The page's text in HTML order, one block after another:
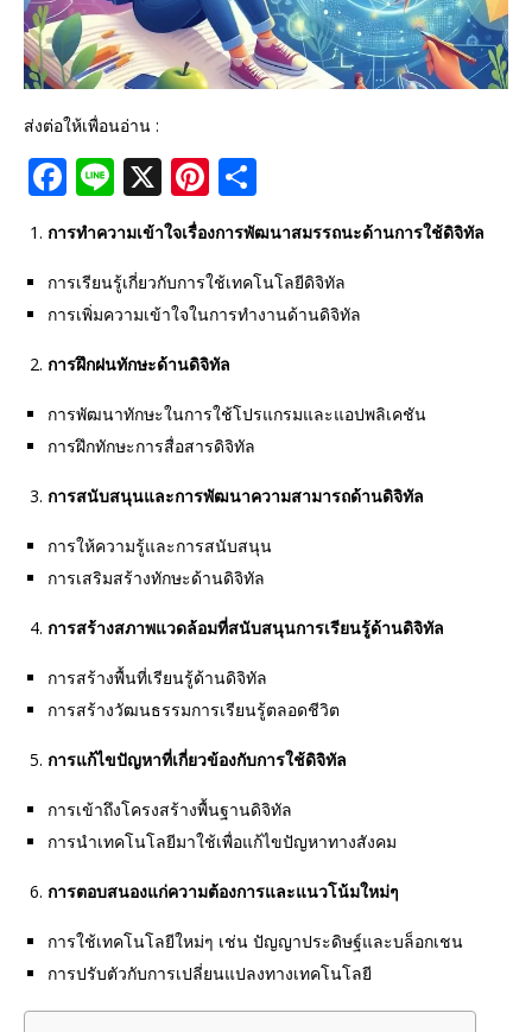
ส่งต่อให้เพื่อนอ่าน :
F
a
c
e
b
o
o
k
Li
n
e
X Pi
n
te
r
e
st
h
ar
e
การทำความเข้าใจเรื่องการพัฒนาสมรรถนะด้านการใช้ดิจิทัล
การเรียนรู้เกี่ยวกับการใช้เทคโนโลยีดิจิทัล
การเพิ่มความเข้าใจในการทำงานด้านดิจิทัล
การฝึกฝนทักษะด้านดิจิทัล
การพัฒนาทักษะในการใช้โปรแกรมและแอปพลิเคชัน
การฝึกทักษะการสื่อสารดิจิทัล
การสนับสนุนและการพัฒนาความสามารถด้านดิจิทัล
การให้ความรู้และการสนับสนุน
การเสริมสร้างทักษะด้านดิจิทัล
การสร้างสภาพแวดล้อมที่สนับสนุนการเรียนรู้ด้านดิจิทัล
การสร้างพื้นที่เรียนรู้ด้านดิจิทัล
การสร้างวัฒนธรรมการเรียนรู้ตลอดชีวิต
การแก้ไขปัญหาที่เกี่ยวข้องกับการใช้ดิจิทัล
การเข้าถึงโครงสร้างพื้นฐานดิจิทัล
การนำเทคโนโลยีมาใช้เพื่อแก้ไขปัญหาทางสังคม
การตอบสนองแก่ความต้องการและแนวโน้มใหม่ๆ
การใช้เทคโนโลยีใหม่ๆ เช่น ปัญญาประดิษฐ์และบล็อกเชน
การปรับตัวกับการเปลี่ยนแปลงทางเทคโนโลยี